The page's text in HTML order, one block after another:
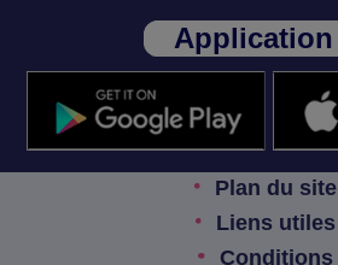
Application
Plan du site
Liens utiles
Conditions